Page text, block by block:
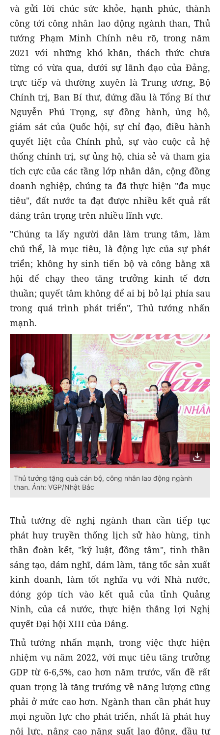
và gửi lời chúc sức khỏe, hạnh phúc, thành
công tới công nhân lao động ngành than, Thủ
tướng Phạm Minh Chính nêu rõ, trong năm
2021 với những khó khăn, thách thức chưa
từng có vừa qua, dưới sự lãnh đạo của Đảng,
trực tiếp và thường xuyên là Trung ương, Bộ
Chính trị, Ban Bí thư, đứng đầu là Tổng Bí thư
Nguyễn Phú Trọng, sự đồng hành, ủng hộ,
giám sát của Quốc hội, sự chỉ đạo, điều hành
quyết liệt của Chính phủ, sự vào cuộc cả hệ
thống chính trị, sự ủng hộ, chia sẻ và tham gia
tích cực của các tầng lớp nhân dân, cộng đồng
doanh nghiệp, chúng ta đã thực hiện "đa mục
tiêu", đất nước ta đạt được nhiều kết quả rất
đáng trân trọng trên nhiều lĩnh vực.
"Chúng ta lấy người dân làm trung tâm, làm
chủ thể, là mục tiêu, là động lực của sự phát
triển; không hy sinh tiến bộ và công bằng xã
hội để chạy theo tăng trưởng kinh tế đơn
thuần; quyết tâm không để ai bị bỏ lại phía sau
trong quá trình phát triển", Thủ tướng nhấn
mạnh.
Thủ tướng tặng quà cán bộ, công nhân lao động ngành
than. Ảnh: VGP/Nhật Bắc
Thủ tướng đề nghị ngành than cần tiếp tục
phát huy truyền thống lịch sử hào hùng, tinh
thần đoàn kết, "kỷ luật, đồng tâm", tinh thần
sáng tạo, dám nghĩ, dám làm, tăng tốc sản xuất
kinh doanh, làm tốt nghĩa vụ với Nhà nước,
đóng góp tích vào kết quả của tỉnh Quảng
Ninh, của cả nước, thực hiện thắng lợi Nghị
quyết Đại hội XIII của Đảng.
Thủ tướng nhấn mạnh, trong việc thực hiện
nhiệm vụ năm 2022, với mục tiêu tăng trưởng
GDP từ 6-6,5%, cao hơn năm trước, vấn đề rất
quan trọng là tăng trưởng về năng lượng cũng
phải ở mức cao hơn. Ngành than cần phát huy
mọi nguồn lực cho phát triển, nhất là phát huy
nội lực, nâng cao năng suất lao động, đầu tư